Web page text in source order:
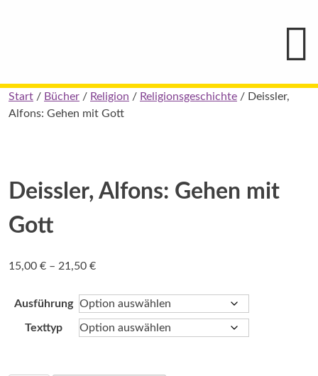
Pauline
von
Skip
to
Start / Bücher / Religion / Religionsgeschichte / Deissler,
Alfons: Gehen mit Gott
Deissler, Alfons: Gehen mit
Gott
15,00 € – 21,50 €Preisspanne:
bis
21,50 €
Ausführung
Texttyp